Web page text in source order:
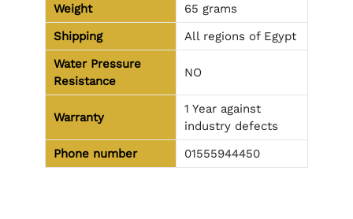
Weight
65 grams
Shipping
All regions of Egypt
Water Pressure
Resistance
NO
Warranty
1 Year against
industry defects
Phone number
01555944450